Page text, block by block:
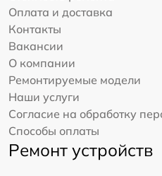
Оплата и доставка
Контакты
Вакансии
О компании
Ремонтируемые модели
Наши услуги
Согласие на обработку
Способы оплаты
Ремонт устройств